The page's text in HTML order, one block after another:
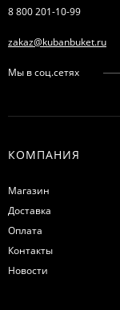
8 800 201-10-99
zakaz@kubanbuket.ru
Мы в соц.сетях
КОМПАНИЯ
Магазин
Доставка
Оплата
Контакты
Новости